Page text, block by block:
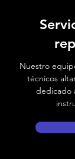
Nuestro
técnicos
dedicado